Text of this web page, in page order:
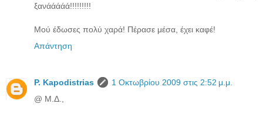
ξανάάάάά!!!!!!!!!
Μού έδωσες πολύ χαρά! Πέρασε μέσα, έχει καφέ!
Απάντηση
P. Kapodistrias
1 Οκτωβρίου 2009 στις 2:52 μ.μ.
@ Μ.Δ.,